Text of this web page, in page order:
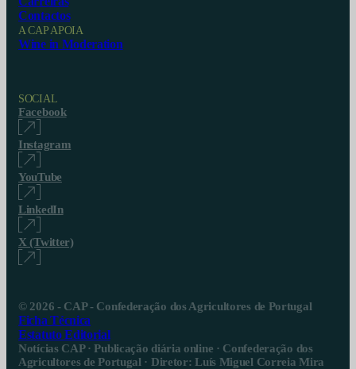
Contactos
A CAP APOIA
Wine in Moderation
SOCIAL
Facebook
Instagram
YouTube
LinkedIn
X (Twitter)
© 2026 - CAP - Confederação dos Agricultores de Portugal
Ficha Técnica
Estatuto Editorial
Notícias CAP · Publicação diária online · Confederação dos
Agricultores de Portugal · Diretor: Luís Miguel Correia Mira